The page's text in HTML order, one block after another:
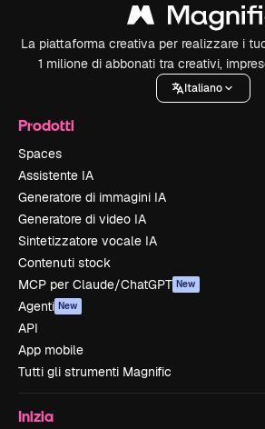
La piattaforma creativa per realizzare i
1 milione di abbonati tra creativi,
Italiano
Prodotti
Spaces
Assistente IA
Generatore di immagini IA
Generatore di video IA
Sintetizzatore vocale IA
Contenuti stock
MCP per Claude/ChatGPT New
Agenti New
API
App mobile
Tutti gli strumenti Magnific
Inizia